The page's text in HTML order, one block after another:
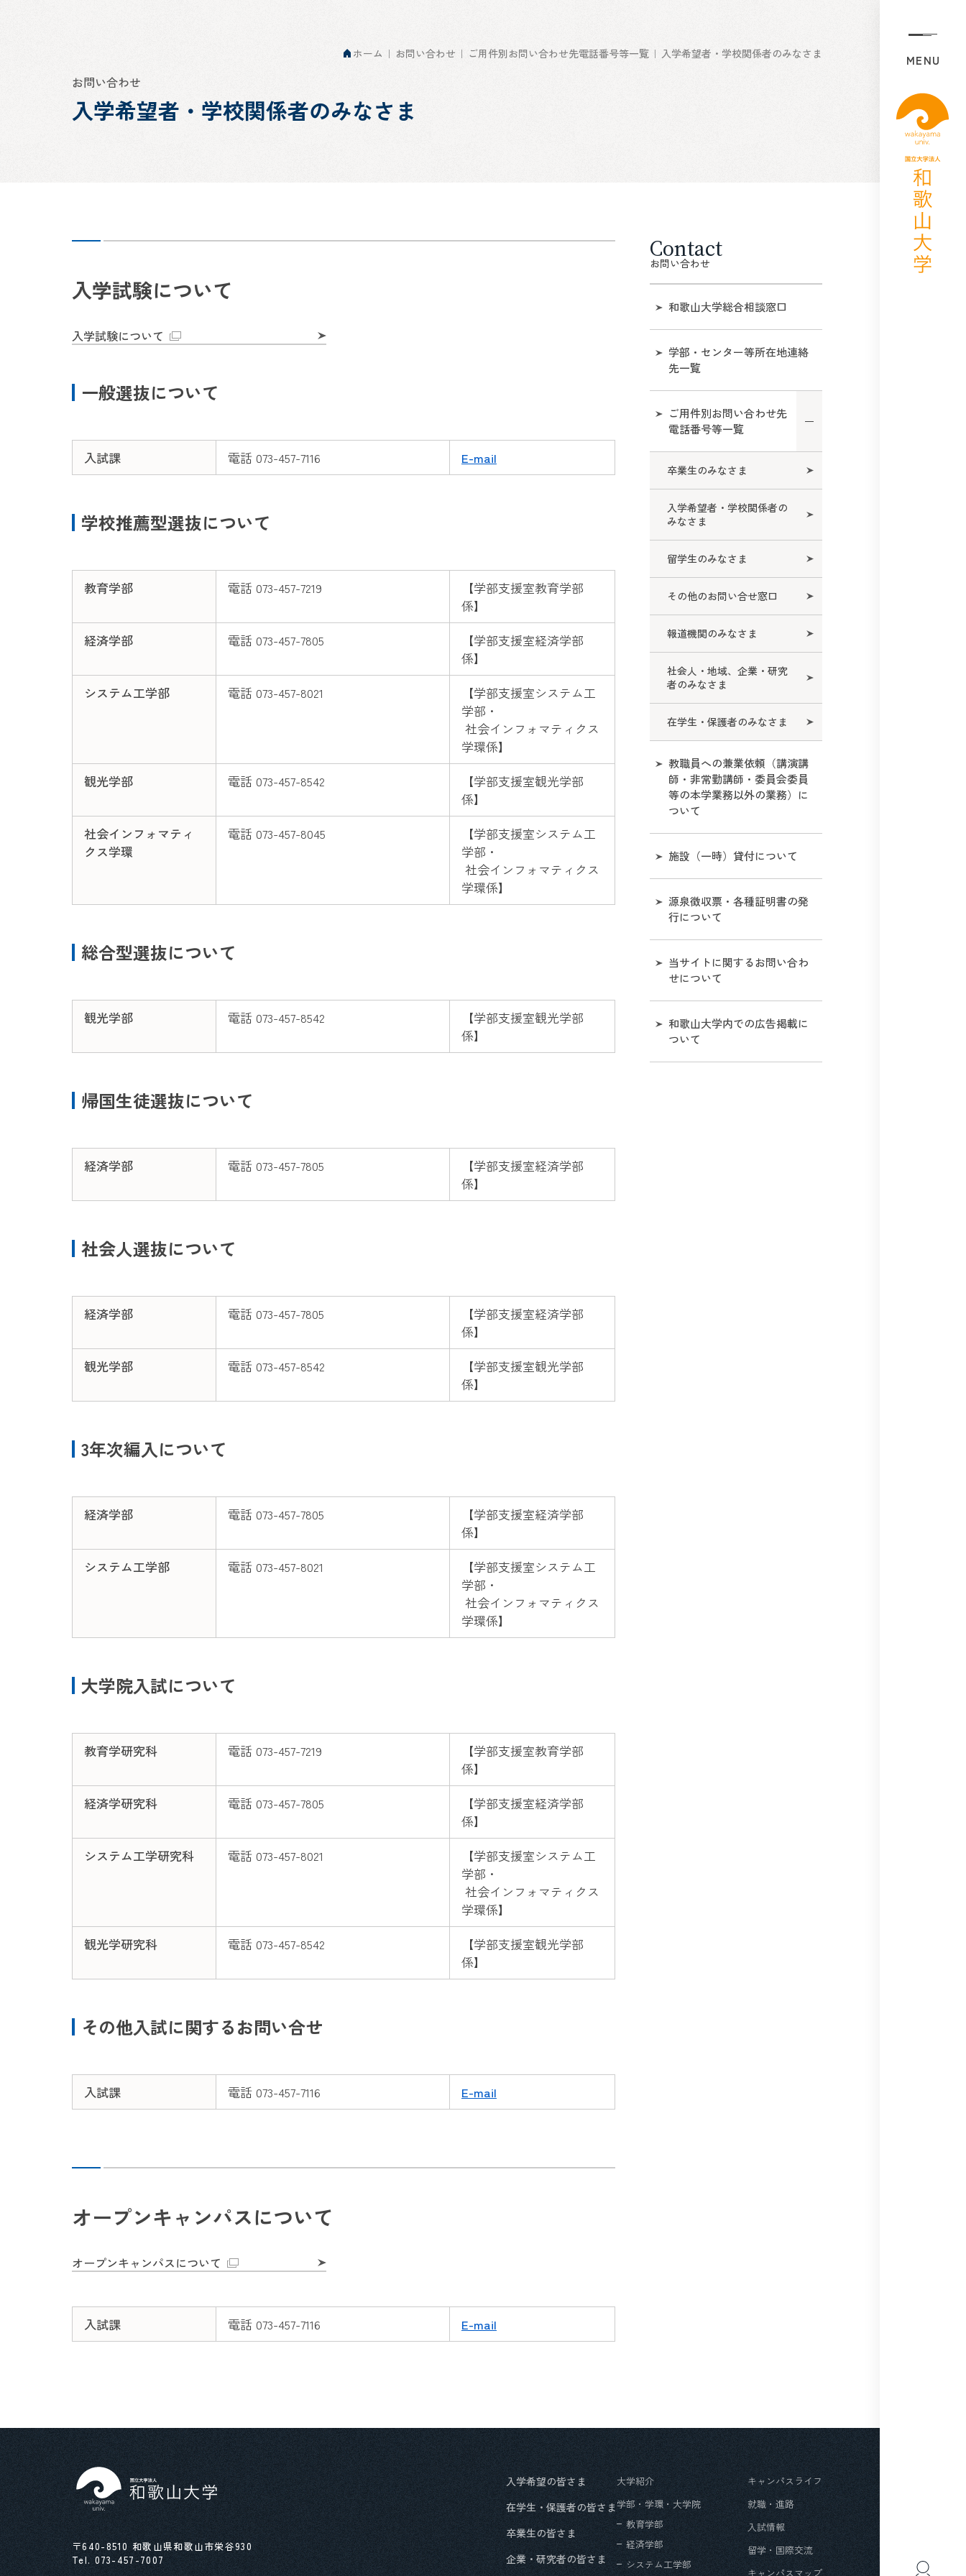
MENU
ホーム お問い合わせ ご用件別お問い合わせ先電話番号等一覧 入学希望者・学校関係者のみなさま
お問い合わせ
入学希望者・学校関係者のみなさま
入学試験について
入学試験について
一般選抜について
入試課 電話 073-457-7116 E-mail
学校推薦型選抜について
教育学部 電話 073-457-7219 【学部支援室教育学部
係】
経済学部
電話 073-457-7805 【学部支援室経済学部
係】
システム工学部
電話 073-457-8021 【学部支援室システム工
学部・
社会インフォマティクス
学環係】
観光学部
電話 073-457-8542 【学部支援室観光学部
係】
社会インフォマティ
クス学環
電話 073-457-8045 【学部支援室システム工
学部・
社会インフォマティクス
学環係】
総合型選抜について
観光学部 電話 073-457-8542 【学部支援室観光学部
係】
帰国生徒選抜について
経済学部 電話 073-457-7805 【学部支援室経済学部
係】
社会人選抜について
経済学部 電話 073-457-7805 【学部支援室経済学部
係】
観光学部
電話 073-457-8542 【学部支援室観光学部
係】
3年次編入について
経済学部 電話 073-457-7805 【学部支援室経済学部
係】
システム工学部
電話 073-457-8021 【学部支援室システム工
学部・
社会インフォマティクス
学環係】
大学院入試について
教育学研究科 電話 073-457-7219 【学部支援室教育学部
係】
経済学研究科
電話 073-457-7805 【学部支援室経済学部
係】
システム工学研究科
電話 073-457-8021 【学部支援室システム工
学部・
社会インフォマティクス
学環係】
観光学研究科
電話 073-457-8542 【学部支援室観光学部
係】
その他入試に関するお問い合せ
入試課 電話 073-457-7116 E-mail
オープンキャンパスについて
オープンキャンパスについて
入試課 電話 073-457-7116 E-mail
Contact
お問い合わせ
和歌山大学総合相談窓口
学部・センター等所在地連絡
先一覧
ご用件別お問い合わせ先
電話番号等一覧
卒業生のみなさま
入学希望者・学校関係者の
みなさま
留学生のみなさま
その他のお問い合せ窓口
報道機関のみなさま
社会人・地域、企業・研究
者のみなさま
在学生・保護者のみなさま
教職員への兼業依頼（講演講
師・非常勤講師・委員会委員
等の本学業務以外の業務）に
ついて
施設（一時）貸付について
源泉徴収票・各種証明書の発
行について
当サイトに関するお問い合わ
せについて
和歌山大学内での広告掲載に
ついて
〒640-8510 和歌山県和歌山市栄谷930
Tel. 073-457-7007
入学希望の皆さま
在学生・保護者の皆さま
卒業生の皆さま
企業・研究者の皆さま
大学紹介
学部・学環・大学院
教育学部
経済学部
システム工学部
キャンパスライフ
就職・進路
入試情報
留学・国際交流
キャンパスマップ